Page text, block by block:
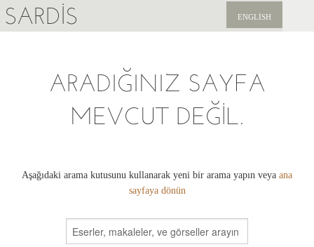
SARDIS ENGLISH
ARADIĞINIZ SAYFA
MEVCUT DEĞIL.
Aşağıdaki arama kutusunu kullanarak yeni bir arama yapın veya ana
sayfaya dönün